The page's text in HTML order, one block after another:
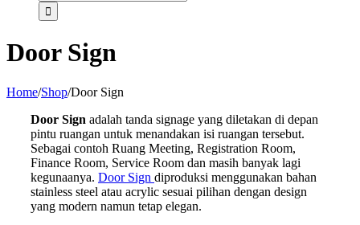
Door Sign
Home/Shop/Door Sign
Door Sign adalah tanda signage yang diletakan di depan
pintu ruangan untuk menandakan isi ruangan tersebut.
Sebagai contoh Ruang Meeting, Registration Room,
Finance Room, Service Room dan masih banyak lagi
kegunaanya. Door Sign diproduksi menggunakan bahan
stainless steel atau acrylic sesuai pilihan dengan design
yang modern namun tetap elegan.